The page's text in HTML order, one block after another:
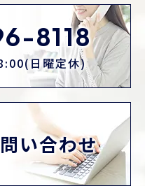
8118
日曜定休)
い合わせ